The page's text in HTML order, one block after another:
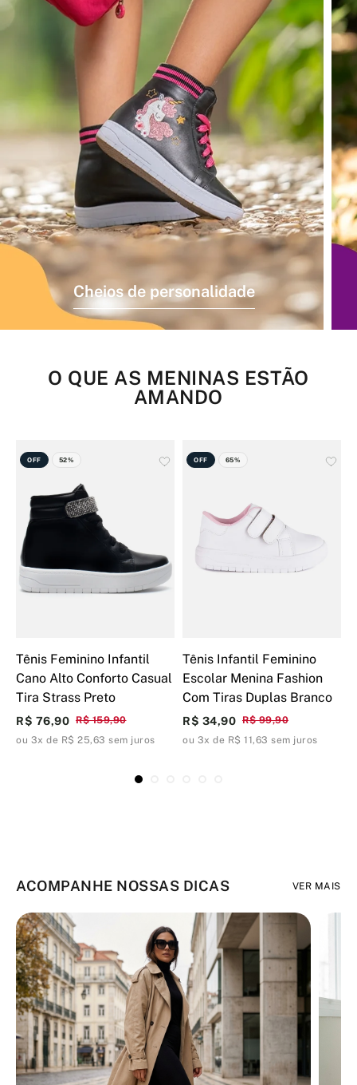
Cheios de personalidade
O QUE AS MENINAS ESTÃO
AMANDO
OFF 52%
Tênis Feminino Infantil
Cano Alto Conforto Casual
Tira Strass Preto
R$ 159,90
R$ 76,90
ou 3x de R$ 25,63 sem juros
OFF 65%
Tênis Infantil Feminino
Escolar Menina Fashion
Com Tiras Duplas Branco
R$ 99,90
R$ 34,90
ou 3x de R$ 11,63 sem juros
ACOMPANHE NOSSAS DICAS VER MAIS